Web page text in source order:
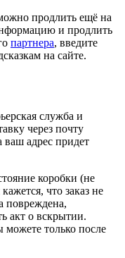
продлить ещё на
и продлить
партнера, введите
на сайте.
служба и
через почту
адрес придет
коробки (не
что заказ не
повреждена,
акт о вскрытии.
можете только после